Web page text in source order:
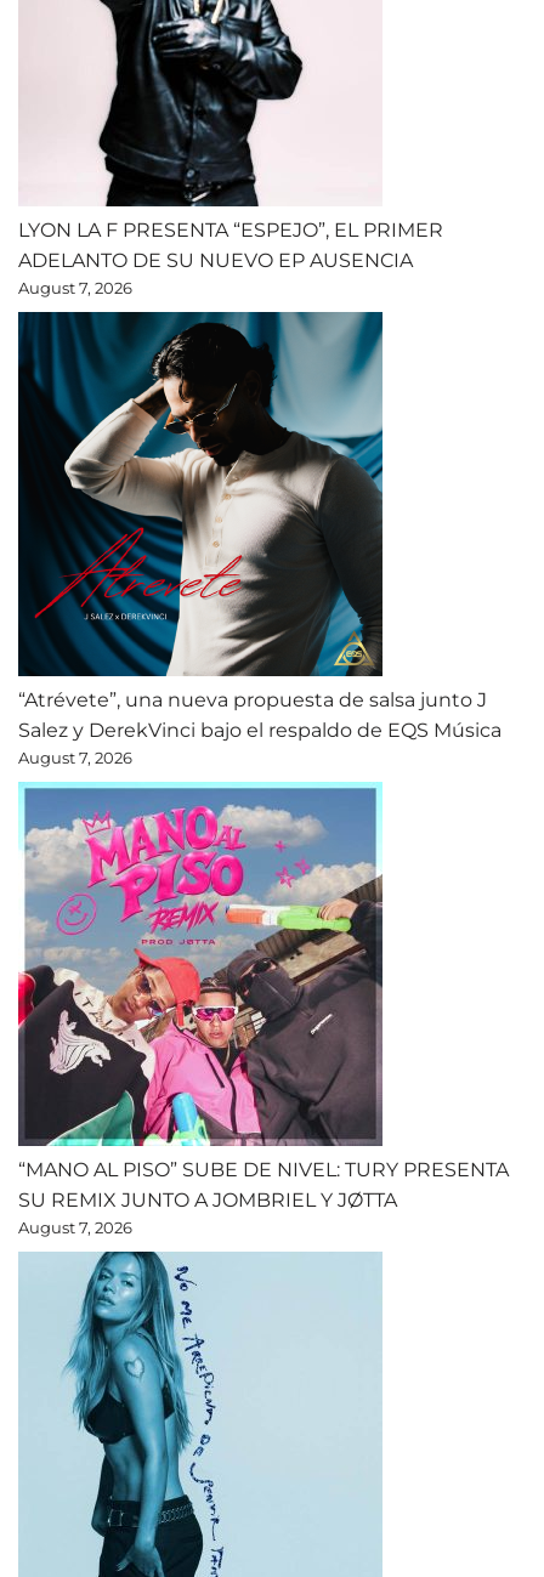
LYON LA F PRESENTA “ESPEJO”, EL PRIMER
ADELANTO DE SU NUEVO EP AUSENCIA
August 7, 2026
“Atrévete”, una nueva propuesta de salsa junto J
Salez y DerekVinci bajo el respaldo de EQS Música
August 7, 2026
“MANO AL PISO” SUBE DE NIVEL: TURY PRESENTA
SU REMIX JUNTO A JOMBRIEL Y JØTTA
August 7, 2026